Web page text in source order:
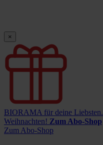
×
BIORAMA für deine Liebsten.
Weihnachten! Zum Abo-Shop
Zum Abo-Shop